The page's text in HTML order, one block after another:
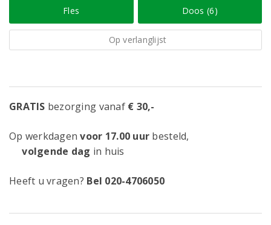
Fles Doos (6)
Op verlanglijst
GRATIS bezorging vanaf € 30,-
Op werkdagenvoor 17.00 uur besteld,
volgende dag in huis
Heeft u vragen? Bel 020-4706050